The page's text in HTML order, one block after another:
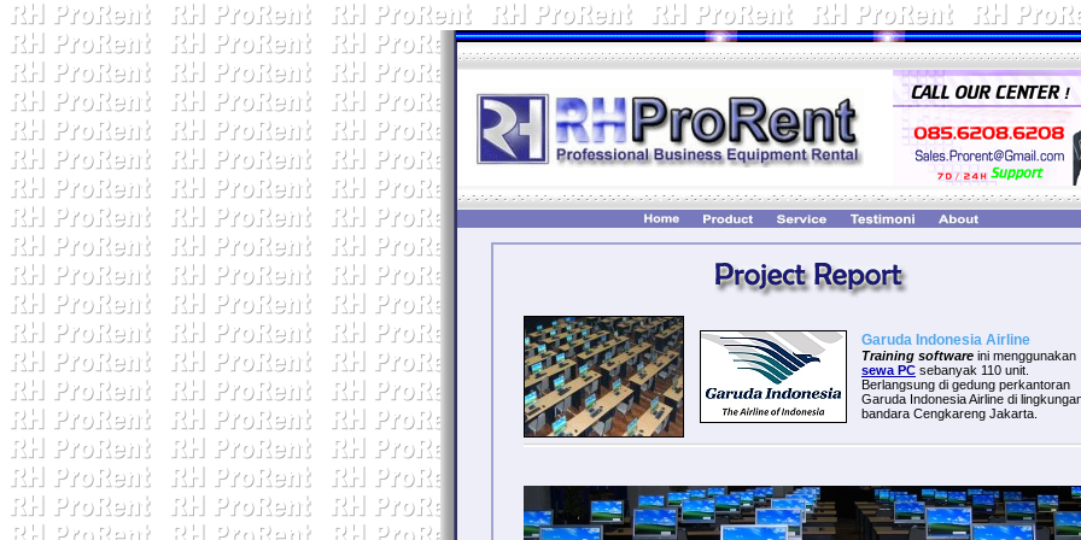
Garuda Indonesia Airline
Training software ini menggunakan
sewa PC sebanyak 110 unit.
Berlangsung di gedung perkantoran
Garuda Indonesia Airline di
bandara Cengkareng Jakarta.